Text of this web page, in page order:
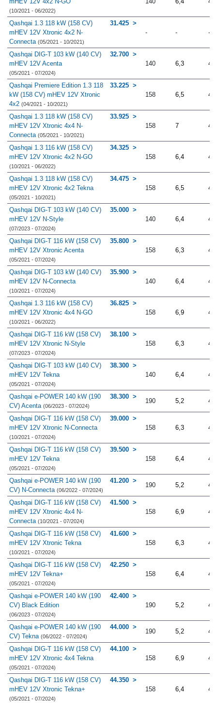
(10/2021 - 06/2022)
Qashqai 1.3 118 kW (158 CV)
mHEV 12V Xtronic 4x2 N-
Connecta (05/2021 - 10/2021)
31.425
-
- -
Qashqai DIG-T 103 kW (140 CV)
mHEV 12V Acenta
(05/2021 - 07/2024)
32.700
140
6,3
Qashqai Premiere Edition 1.3 118
kW (158 CV) mHEV 12V Xtronic
4x2 (04/2021 - 10/2021)
33.225
158
6,5
Qashqai 1.3 118 kW (158 CV)
mHEV 12V Xtronic 4x4 N-
Connecta (05/2021 - 10/2021)
33.925
158
7
Qashqai 1.3 116 kW (158 CV)
mHEV 12V Xtronic 4x2 N-GO
(10/2021 - 06/2022)
34.325
158
6,4
Qashqai 1.3 118 kW (158 CV)
mHEV 12V Xtronic 4x2 Tekna
(05/2021 - 10/2021)
34.475
158
6,5
Qashqai DIG-T 103 kW (140 CV)
mHEV 12V N-Style
(07/2023 - 07/2024)
35.000
140
6,4
Qashqai DIG-T 116 kW (158 CV)
mHEV 12V Xtronic Acenta
(05/2021 - 07/2024)
35.800
158
6,3
Qashqai DIG-T 103 kW (140 CV)
mHEV 12V N-Connecta
(10/2021 - 07/2024)
35.900
140
6,4
Qashqai 1.3 116 kW (158 CV)
mHEV 12V Xtronic 4x4 N-GO
(10/2021 - 06/2022)
36.825
158
6,9
Qashqai DIG-T 116 kW (158 CV)
mHEV 12V Xtronic N-Style
(07/2023 - 07/2024)
38.100
158
6,3
Qashqai DIG-T 103 kW (140 CV)
mHEV 12V Tekna
(05/2021 - 07/2024)
38.300
140
6,4
Qashqai e-POWER 140 kW (190
CV) Acenta (06/2023 - 07/2024)
38.300
190 5,2
Qashqai DIG-T 116 kW (158 CV)
mHEV 12V Xtronic N-Connecta
(10/2021 - 07/2024)
39.000
158
6,3
Qashqai DIG-T 116 kW (158 CV)
mHEV 12V Tekna
(05/2021 - 07/2024)
39.500
158
6,4
Qashqai e-POWER 140 kW (190
CV) N-Connecta (06/2022 - 07/2024)
41.200
190 5,2
Qashqai DIG-T 116 kW (158 CV)
mHEV 12V Xtronic 4x4 N-
Connecta (10/2021 - 07/2024)
41.500
158
6,9
Qashqai DIG-T 116 kW (158 CV)
mHEV 12V Xtronic Tekna
(10/2021 - 07/2024)
41.600
158
6,3
Qashqai DIG-T 116 kW (158 CV)
mHEV 12V Tekna+
(05/2021 - 07/2024)
42.250
158
6,4
Qashqai e-POWER 140 kW (190
CV) Black Edition
(06/2023 - 07/2024)
42.400
190
5,2
Qashqai e-POWER 140 kW (190
CV) Tekna (06/2022 - 07/2024)
44.000
190 5,2
Qashqai DIG-T 116 kW (158 CV)
mHEV 12V Xtronic 4x4 Tekna
(05/2021 - 07/2024)
44.100
158
6,9
Qashqai DIG-T 116 kW (158 CV)
mHEV 12V Xtronic Tekna+
(05/2021 - 07/2024)
44.350
158
6,4